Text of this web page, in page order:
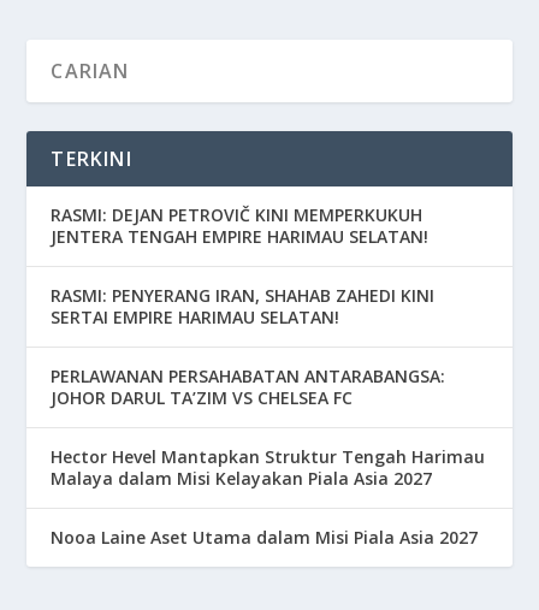
TERKINI
RASMI: DEJAN PETROVIČ KINI MEMPERKUKUH
JENTERA TENGAH EMPIRE HARIMAU SELATAN!
RASMI: PENYERANG IRAN, SHAHAB ZAHEDI KINI
SERTAI EMPIRE HARIMAU SELATAN!
PERLAWANAN PERSAHABATAN ANTARABANGSA:
JOHOR DARUL TA’ZIM VS CHELSEA FC
Hector Hevel Mantapkan Struktur Tengah Harimau
Malaya dalam Misi Kelayakan Piala Asia 2027
Nooa Laine Aset Utama dalam Misi Piala Asia 2027